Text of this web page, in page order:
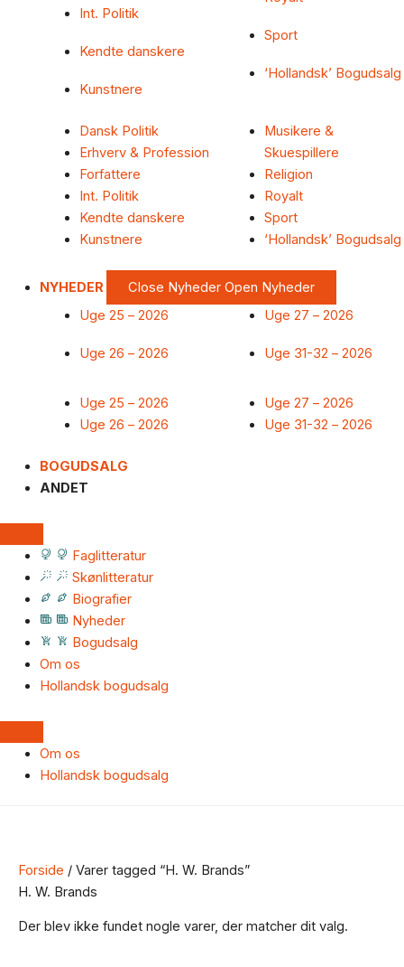
Int. Politik
Kendte danskere
Kunstnere
Sport
‘Hollandsk’ Bogudsalg
Dansk Politik
Erhverv & Profession
Forfattere
Int. Politik
Kendte danskere
Kunstnere
Musikere &
Skuespillere
Religion
Royalt
Sport
‘Hollandsk’ Bogudsalg
NYHEDER Close Nyheder Open Nyheder
Uge 25 – 2026
Uge 26 – 2026
Uge 27 – 2026
Uge 31-32 – 2026
Uge 25 – 2026
Uge 26 – 2026
Uge 27 – 2026
Uge 31-32 – 2026
BOGUDSALG
ANDET
Faglitteratur
Skønlitteratur
Biografier
Nyheder
Bogudsalg
Om os
Hollandsk bogudsalg
Om os
Hollandsk bogudsalg
Forside / Varer tagged “H. W. Brands”
H. W. Brands
Der blev ikke fundet nogle varer, der matcher dit valg.